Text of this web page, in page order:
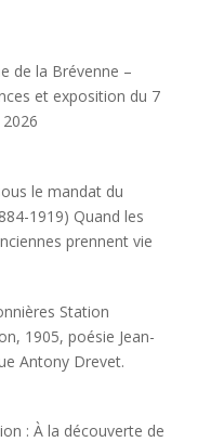
de la Brévenne –
et exposition du 7
le mandat du
1919) Quand les
prennent vie
Station
1905, poésie Jean-
Antony Drevet.
: À la découverte de